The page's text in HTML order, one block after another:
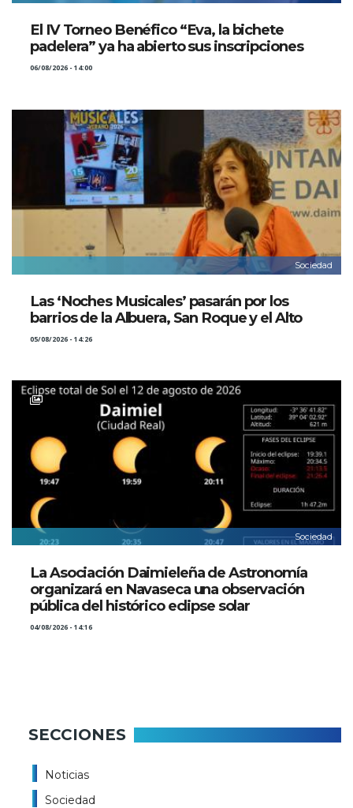
El IV Torneo Benéfico “Eva, la bichete
padelera” ya ha abierto sus inscripciones
06/08/2026 - 14:00
Sociedad
Las ‘Noches Musicales’ pasarán por los
barrios de la Albuera, San Roque y el Alto
05/08/2026 - 14:26
Sociedad
La Asociación Daimieleña de Astronomía
organizará en Navaseca una observación
pública del histórico eclipse solar
04/08/2026 - 14:16
SECCIONES
Noticias
Sociedad